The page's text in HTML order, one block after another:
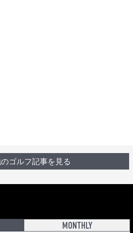
ゴルフ記事を見る
MONTHLY